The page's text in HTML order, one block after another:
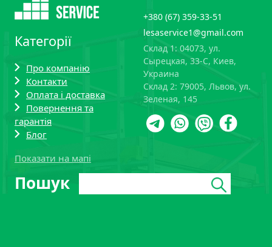
Категорії
Про компанію
Контакти
Оплата і доставка
Повернення та
гарантія
Блог
Показати на мапі
+380 (67) 359-33-51
lesaservice1@gmail.com
Склад 1: 04073, ул.
Сырецкая, 33-С, Киев,
Украина
Склад 2: 79005, Львов, ул.
Зеленая, 145
Пошук